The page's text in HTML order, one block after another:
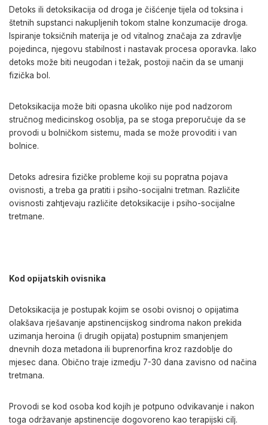
Detoks ili detoksikacija od droga je čišćenje tijela od toksina i
štetnih supstanci nakupljenih tokom stalne konzumacije droga.
Ispiranje toksičnih materija je od vitalnog značaja za zdravlje
pojedinca, njegovu stabilnost i nastavak procesa oporavka. Iako
detoks može biti neugodan i težak, postoji način da se umanji
fizička bol.
Detoksikacija može biti opasna ukoliko nije pod nadzorom
stručnog medicinskog osoblja, pa se stoga preporučuje da se
provodi u bolničkom sistemu, mada se može provoditi i van
bolnice.
Detoks adresira fizičke probleme koji su popratna pojava
ovisnosti, a treba ga pratiti i psiho-socijalni tretman. Različite
ovisnosti zahtjevaju različite detoksikacije i psiho-socijalne
tretmane.
Kod opijatskih ovisnika
Detoksikacija je postupak kojim se osobi ovisnoj o opijatima
olakšava rješavanje apstinencijskog sindroma nakon prekida
uzimanja heroina (i drugih opijata) postupnim smanjenjem
dnevnih doza metadona ili buprenorfina kroz razdoblje do
mjesec dana. Obično traje izmedju 7-30 dana zavisno od načina
tretmana.
Provodi se kod osoba kod kojih je potpuno odvikavanje i nakon
toga održavanje apstinencije dogovoreno kao terapijski cilj.